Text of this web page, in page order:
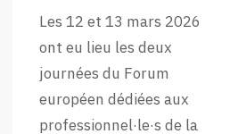
édition
Les 12 et 13 mars 2026
ont eu lieu les deux
journées du Forum
européen dédiées aux
professionnel·le·s de la